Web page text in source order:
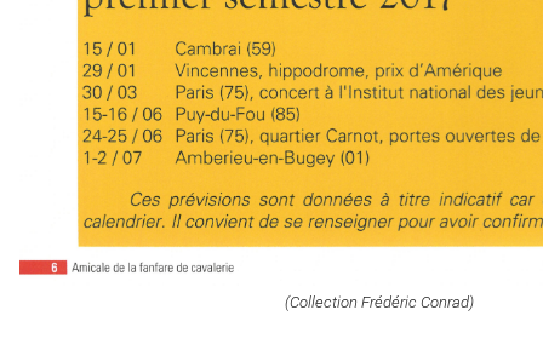
(Collection Frédéric Conrad)